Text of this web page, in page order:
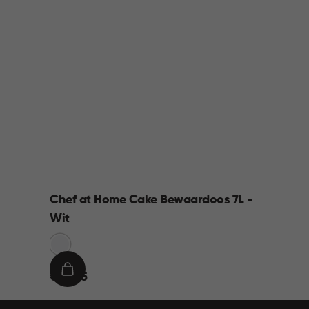
Chef at Home Cake Bewaardoos 7L -
Wit
Wit
€€ 10,95
IN